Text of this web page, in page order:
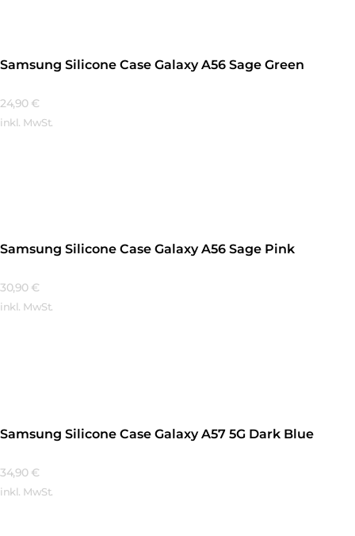
Samsung Silicone Case Galaxy A56 Sage Green
24,90 €
inkl. MwSt.
Samsung Silicone Case Galaxy A56 Sage Pink
30,90 €
inkl. MwSt.
Samsung Silicone Case Galaxy A57 5G Dark Blue
34,90 €
inkl. MwSt.